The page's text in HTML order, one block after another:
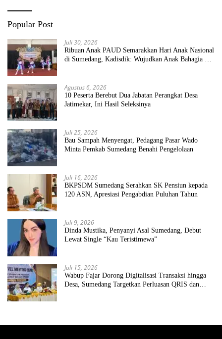
Popular Post
Juli 30, 2026
Ribuan Anak PAUD Semarakkan Hari Anak Nasional
di Sumedang, Kadisdik: Wujudkan Anak Bahagia dan
Agustus 6, 2026
10 Peserta Berebut Dua Jabatan Perangkat Desa
Jatimekar, Ini Hasil Seleksinya
Juli 25, 2026
Bau Sampah Menyengat, Pedagang Pasar Wado
Minta Pemkab Sumedang Benahi Pengelolaan
Juli 16, 2026
BKPSDM Sumedang Serahkan SK Pensiun kepada
120 ASN, Apresiasi Pengabdian Puluhan Tahun
Juli 9, 2026
Dinda Mustika, Penyanyi Asal Sumedang, Debut
Lewat Single “Kau Teristimewa”
Juli 15, 2026
Wabup Fajar Dorong Digitalisasi Transaksi hingga
Desa, Sumedang Targetkan Perluasan QRIS dan